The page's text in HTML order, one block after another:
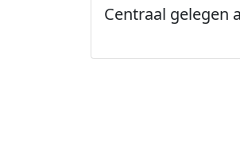
Centraal gelegen